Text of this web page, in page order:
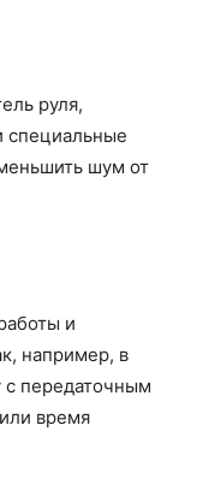
руля,
специальные
шум от
и
например, в
с передаточным
время